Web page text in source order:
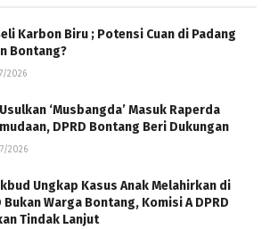
Karbon Biru ; Potensi Cuan di Padang
Bontang?
2026
‘Musbangda’ Masuk Raperda
DPRD Bontang Beri Dukungan
2026
Ungkap Kasus Anak Melahirkan di
Bukan Warga Bontang, Komisi A DPRD
Tindak Lanjut